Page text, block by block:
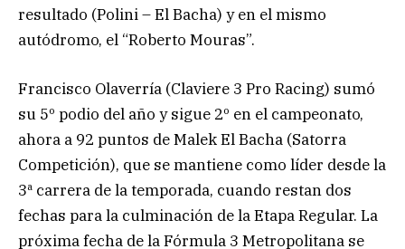
resultado (Polini – El Bacha) y en el mismo
autódromo, el “Roberto Mouras”.
Francisco Olaverría (Claviere 3 Pro Racing) sumó
su 5º podio del año y sigue 2º en el campeonato,
ahora a 92 puntos de Malek El Bacha (Satorra
Competición), que se mantiene como líder desde la
3ª carrera de la temporada, cuando restan dos
fechas para la culminación de la Etapa Regular. La
próxima fecha de la Fórmula 3 Metropolitana se